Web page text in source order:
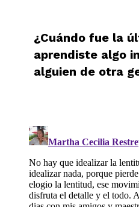
¿Cuándo fue la
aprendiste algo
alguien de otra